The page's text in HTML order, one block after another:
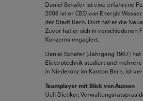
Daniel Schafer ist eine erfahrene
2008 ist er CEO von Energie
der Stadt Bern. Dort hat er die
Zuvor hat er sich in verschiedenen
Konzerns engagiert.
Daniel Schafer (Jahrgang 1967) hat
Elektrotechnik studiert und
in Niederönz im Kanton Bern, ist
Teamplayer mit Blick von Aussen
Ueli Dietiker,